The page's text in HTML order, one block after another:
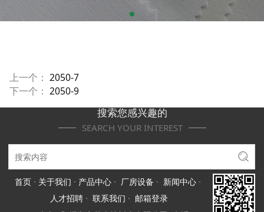
上一个： 2050-7
下一个： 2050-9
搜索您感兴趣的
SEARCH YOUR INTEREST
首页· 关于我们 · 产品中心· 厂房设备 · 新闻中心·
人才招聘· 联系我们 · 邮箱登录